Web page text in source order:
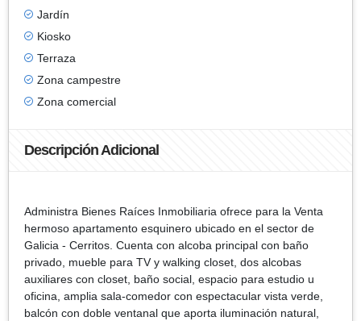
Jardín
Kiosko
Terraza
Zona campestre
Zona comercial
Descripción Adicional
Administra Bienes Raíces Inmobiliaria ofrece para la Venta
hermoso apartamento esquinero ubicado en el sector de
Galicia - Cerritos. Cuenta con alcoba principal con baño
privado, mueble para TV y walking closet, dos alcobas
auxiliares con closet, baño social, espacio para estudio u
oficina, amplia sala-comedor con espectacular vista verde,
balcón con doble ventanal que aporta iluminación natural,